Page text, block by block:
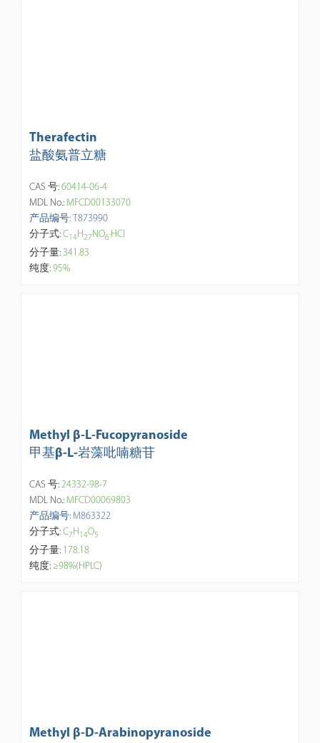
Therafectin
盐酸氨普立糖
CAS 号:60414-06-4
MDL No.: MFCD00133070
产品编号: T873990
分子式:C14H27NO6·HCl
分子量:341.83
纯度:95%
Methyl β-L-Fucopyranoside
甲基β-L-岩藻吡喃糖苷
CAS 号:24332-98-7
MDL No.: MFCD00069803
产品编号: M863322
分子式:C7H14O5
分子量: 178.18
纯度: ≥98%(HPLC)
Methyl β-D-Arabinopyranoside